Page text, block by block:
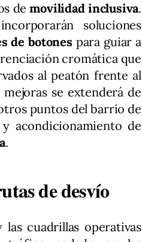
demovilidad inclusiva.
soluciones
de botones para guiar a
cromática que
al peatón frente al
se extenderá de
puntos del barrio de
acondicionamiento de
.
de desvío
cuadrillas operativas